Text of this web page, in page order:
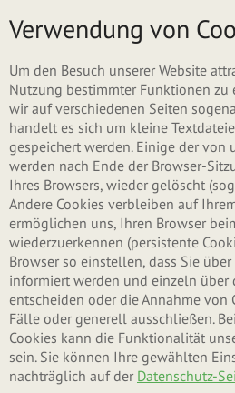
Menü
Haupt-Reiter
Neues
Anmelden
Neues Passwort
Benutzername oder E-Mail-Adresse*
Sie können sich mit Ihrem Benutzernamen oder
Passwort*
Verwendung von
Um den Besuch unserer Website
Nutzung bestimmter Funktionen zu
wir auf verschiedenen Seiten
handelt es sich um kleine
gespeichert werden. Einige der von
werden nach Ende der Browser-
Ihres Browsers, wieder gelöscht
Andere Cookies verbleiben auf
ermöglichen uns, Ihren Browser
wiederzuerkennen (persistente
Browser so einstellen, dass Sie
informiert werden und einzeln über
entscheiden oder die Annahme von
Fälle oder generell ausschließen.
Cookies kann die Funktionalität
sein. Sie können Ihre gewählten
nachträglich auf der Datenschutz-